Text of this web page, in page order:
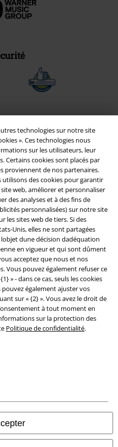
technologies sur notre site
». Ces technologies nous
sur les utilisateurs, leur
Certains cookies sont placés par
proviennent de nos partenaires.
des cookies pour garantir
web, améliorer et personnaliser
des analyses et à des fins de
personnalisées) sur notre site
les sites web de tiers. Si des
Unis, elles ne sont partagées
dune décision dadéquation
en vigueur et qui sont dûment
acceptez que nous et nos
Vous pouvez également refuser ce
» - dans ce cas, seuls les cookies
pouvez également ajuster vos
sur « {2} ». Vous avez le droit de
à tout moment en
sur la protection des
Politique de confidentialité.
de l'environnement